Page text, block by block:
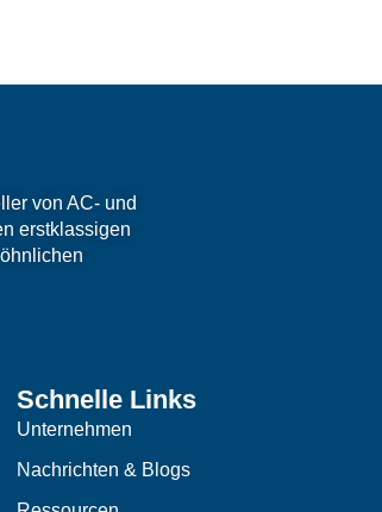
von AC- und
erstklassigen
Schnelle Links
Unternehmen
Nachrichten & Blogs